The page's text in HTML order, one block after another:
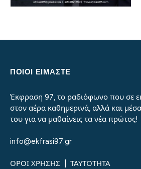
ΠΟΙΟΙ ΕΙΜΑΣΤΕ
Έκφραση 97, το ραδιόφωνο που σε
στον αέρα καθημερινά, αλλά και
του για να μαθαίνεις τα νέα πρώτος!
info@ekfrasi97.gr
ΟΡΟΙ ΧΡΗΣΗΣ ΤΑΥΤΟΤΗΤΑ